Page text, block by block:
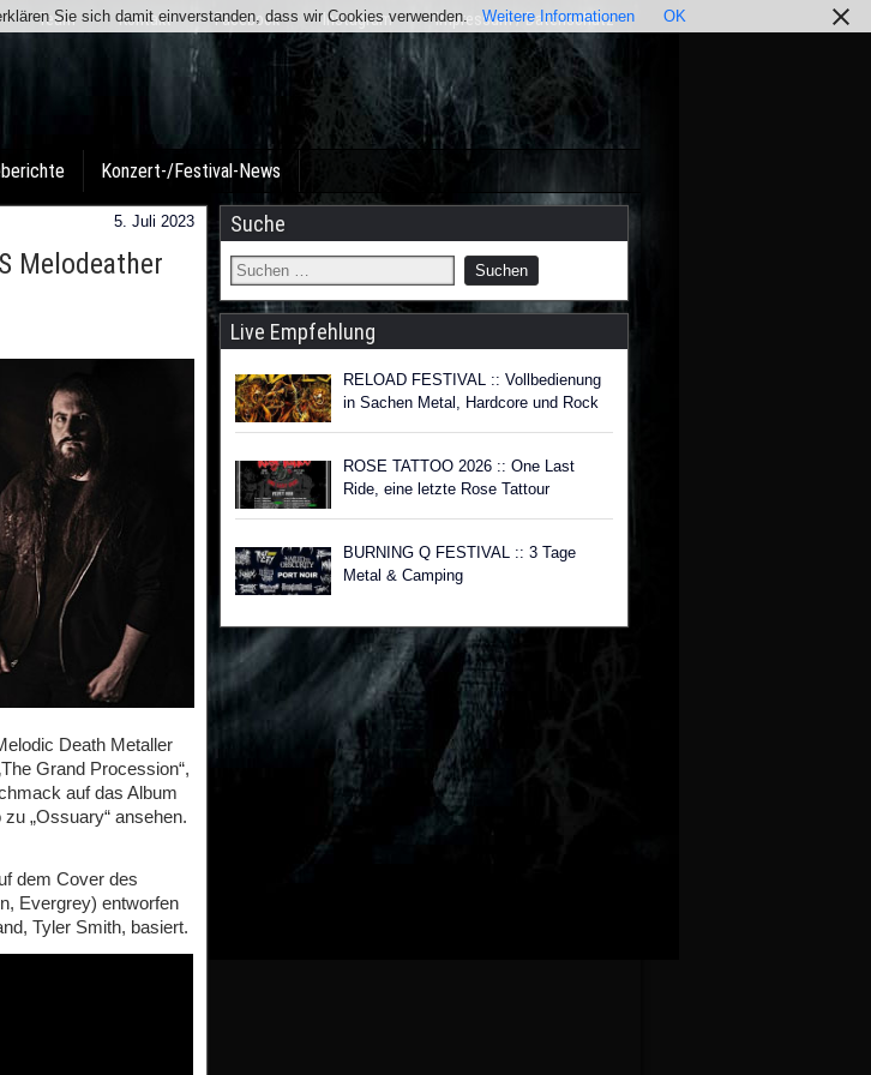
Team Kontakt Facebook Instagram Impressum / Datenschutz
Konzert-/Festival-News
5. Juli 2023
Melodeather
Death Metaller
Grand Procession“,
auf das Album
„Ossuary“ ansehen.
dem Cover des
Evergrey) entworfen
Tyler Smith, basiert.
Suche
Live Empfehlung
RELOAD FESTIVAL :: Vollbedienung
in Sachen Metal, Hardcore und Rock
ROSE TATTOO 2026 :: One Last
Ride, eine letzte Rose Tattour
BURNING Q FESTIVAL :: 3 Tage
Metal & Camping
Sie sich damit einverstanden, dass wir Cookies verwenden. Weitere Informationen OK